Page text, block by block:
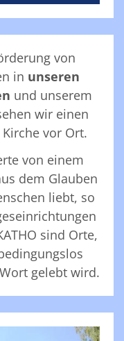
von
in unseren
und unserem
wir einen
vor Ort.
von einem
dem Glauben
liebt, so
sind Orte,
gelebt wird.